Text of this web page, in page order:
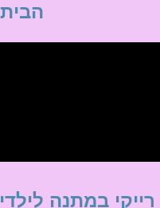
רייקי במתנה